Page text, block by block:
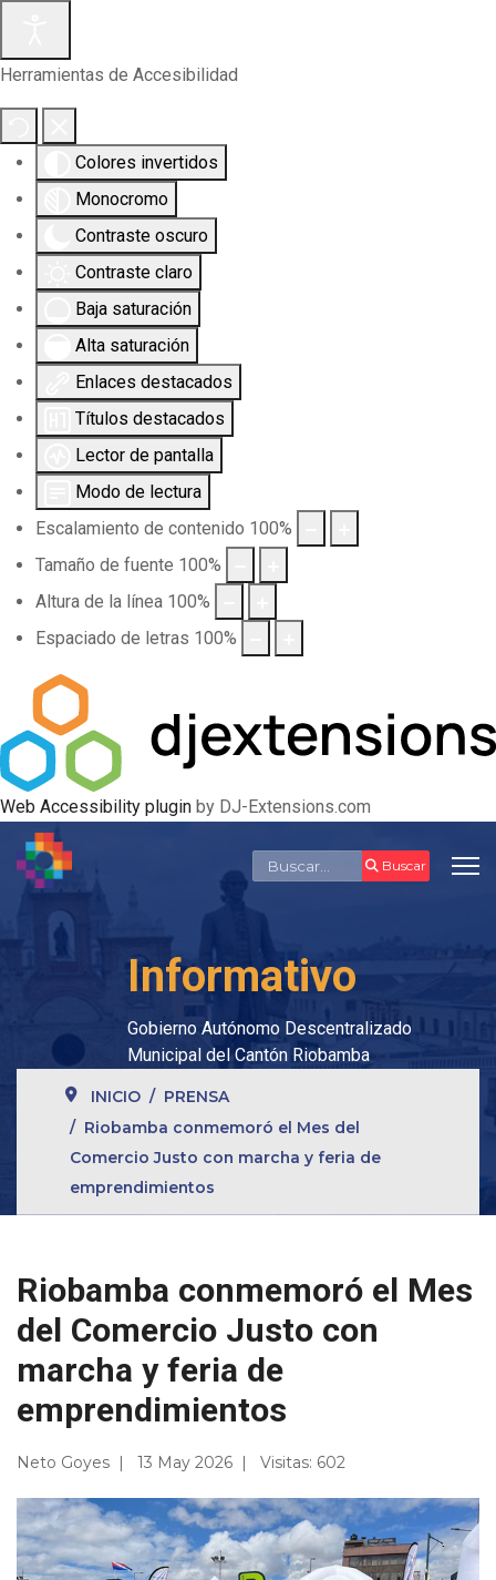
Herramientas de Accesibilidad
Colores invertidos
Monocromo
Contraste oscuro
Contraste claro
Baja saturación
Alta saturación
Enlaces destacados
Títulos destacados
Lector de pantalla
Modo de lectura
Escalamiento de contenido 100%
Tamaño de fuente 100%
Altura de la línea 100%
Espaciado de letras 100%
Web Accessibility plugin by DJ-Extensions.com
Buscar Buscar
Informativo
Gobierno Autónomo Descentralizado
Municipal del Cantón Riobamba
INICIO
PRENSA
Riobamba conmemoró el Mes del
Comercio Justo con marcha y feria de
emprendimientos
Riobamba conmemoró el Mes
del Comercio Justo con
marcha y feria de
emprendimientos
Neto Goyes 13 May 2026 Visitas: 602